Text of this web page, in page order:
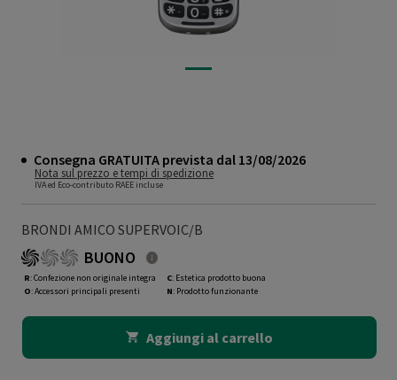
Consegna GRATUITA prevista dal 13/08/2026
Nota sul prezzo e tempi di spedizione
IVA ed Eco-contributo RAEE incluse
BRONDI AMICO SUPERVOIC/B
BUONO
R: Confezione non originale integra
O: Accessori principali presenti
C: Estetica prodotto buona
N: Prodotto funzionante
Aggiungi al carrello